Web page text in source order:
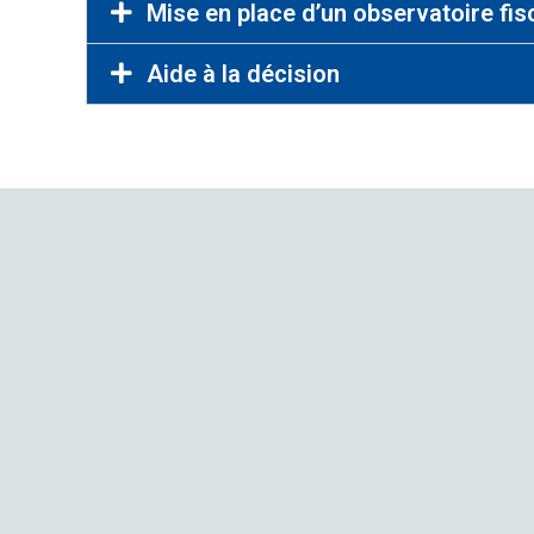
Mise en place d’un observatoire
Aide à la décision